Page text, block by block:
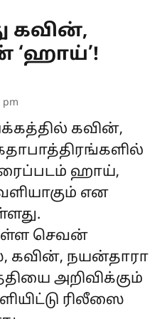
கவின்,
‘ஹாய்’!
pm
கவின்,
ஹாய்,
என
செவன்
கவின், நயன்தாரா
அறிவிக்கும்
ரிலீஸை